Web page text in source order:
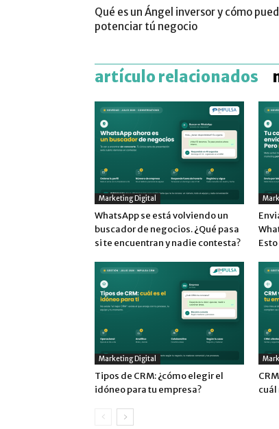
Qué es un Ángel inversor y cómo
potenciar tú negocio
artículo relacionados
Marketing Digital
WhatsApp se está volviendo un
buscador de negocios. ¿Qué pasa
si te encuentran y nadie contesta?
Marketing Digital
Tipos de CRM: ¿cómo elegir el
idóneo para tu empresa?
cuál